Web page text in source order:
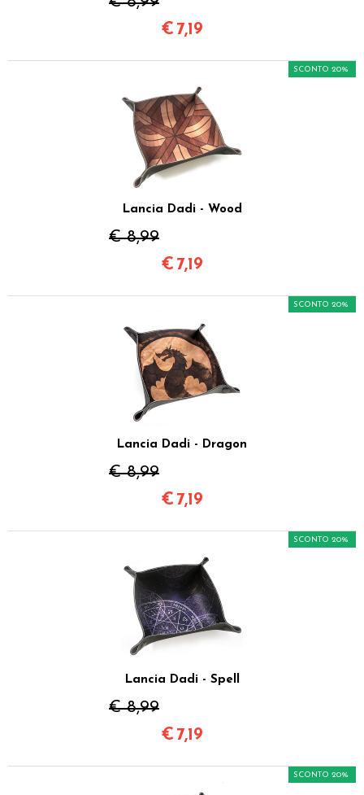
€ 7,19
Lancia Dadi - Wood
€ 8,99
SCONTO 20%
€ 7,19
Lancia Dadi - Dragon
€ 8,99
SCONTO 20%
€ 7,19
Lancia Dadi - Spell
€ 8,99
SCONTO 20%
€ 7,19
SCONTO 20%